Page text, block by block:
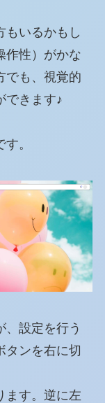
もいるかもし
作性）がかな
でも、視覚的
できます♪
。
、設定を行う
タンを右に切
ます。逆に左